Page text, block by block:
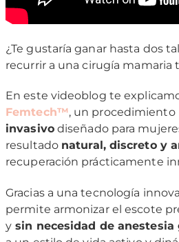
¿Te gustaría ganar hasta dos
recurrir a una cirugía mamaria
En este videoblog te
Femtech™, un procedimiento
invasivodiseñado para
resultado natural, discreto y
recuperación prácticamente
Gracias a una tecnología
permite armonizar el escote
y sin necesidad de anestesia